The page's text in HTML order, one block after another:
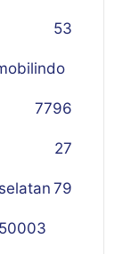
53
96
77
27
79